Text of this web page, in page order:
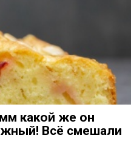
какой же он
Всё смешали